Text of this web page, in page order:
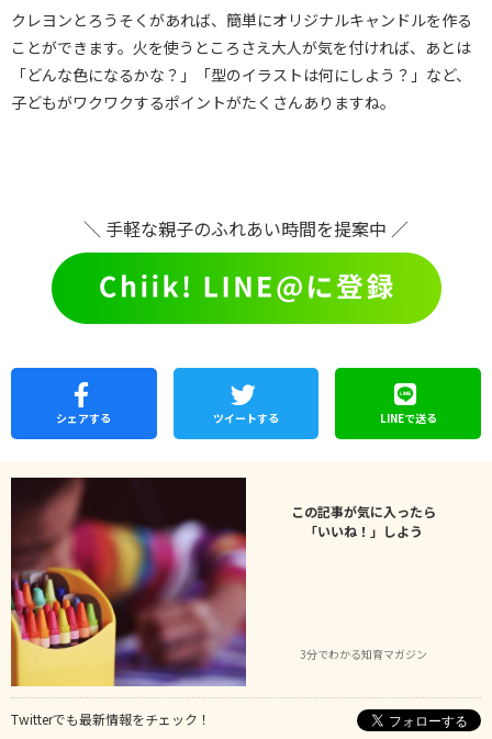
クレヨンとろうそくがあれば、簡単にオリジナルキャンドルを作る
ことができます。火を使うところさえ大人が気を付ければ、あとは
「どんな色になるかな？」「型のイラストは何にしよう？」など、
子どもがワクワクするポイントがたくさんありますね。
＼ 手軽な親子のふれあい時間を提案中 ／
シェアする ツイートする LINEで送る
この記事が気に入ったら
「いいね！」しよう
3分でわかる知育マガジン
Twitterでも最新情報をチェック！